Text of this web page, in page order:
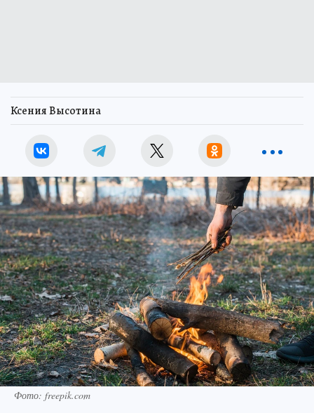
Ксения Высотина
Фото: freepik.com